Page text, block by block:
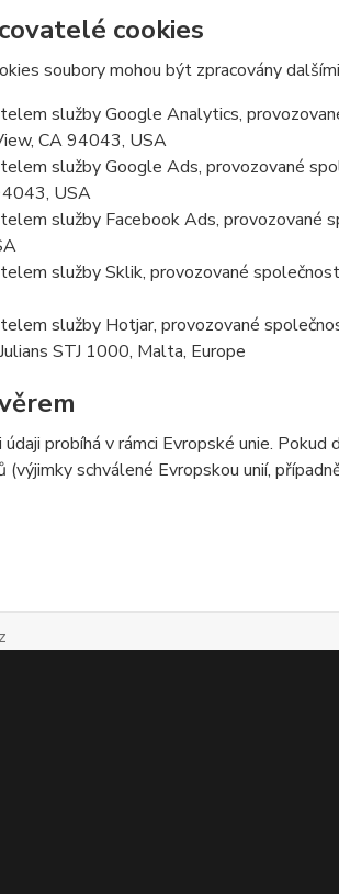
cookies
soubory mohou být zpracovány
služby Google Analytics,
CA 94043, USA
služby Google Ads, provozované
USA
služby Facebook Ads, provozované
služby Sklik, provozované
služby Hotjar, provozované
STJ 1000, Malta, Europe
údaji probíhá v rámci Evropské unie.
(výjimky schválené Evropskou unií,